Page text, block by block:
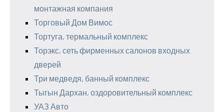
монтажная компания
Торговый Дом Вимос
Тортуга, термальный комплекс
Торэкс, сеть фирменных салонов входных
дверей
Три медведя, банный комплекс
Тыгын Дархан, оздоровительный комплекс
УАЗ Авто